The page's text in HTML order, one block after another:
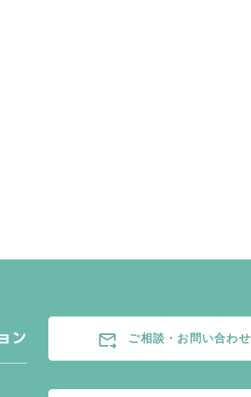
forward_to_inbox ご相談・お問い合わせ